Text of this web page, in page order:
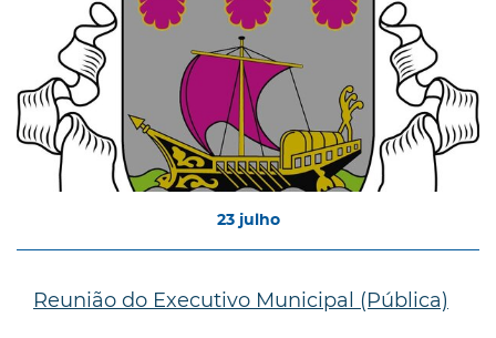
23 julho
Reunião do Executivo Municipal (Pública)